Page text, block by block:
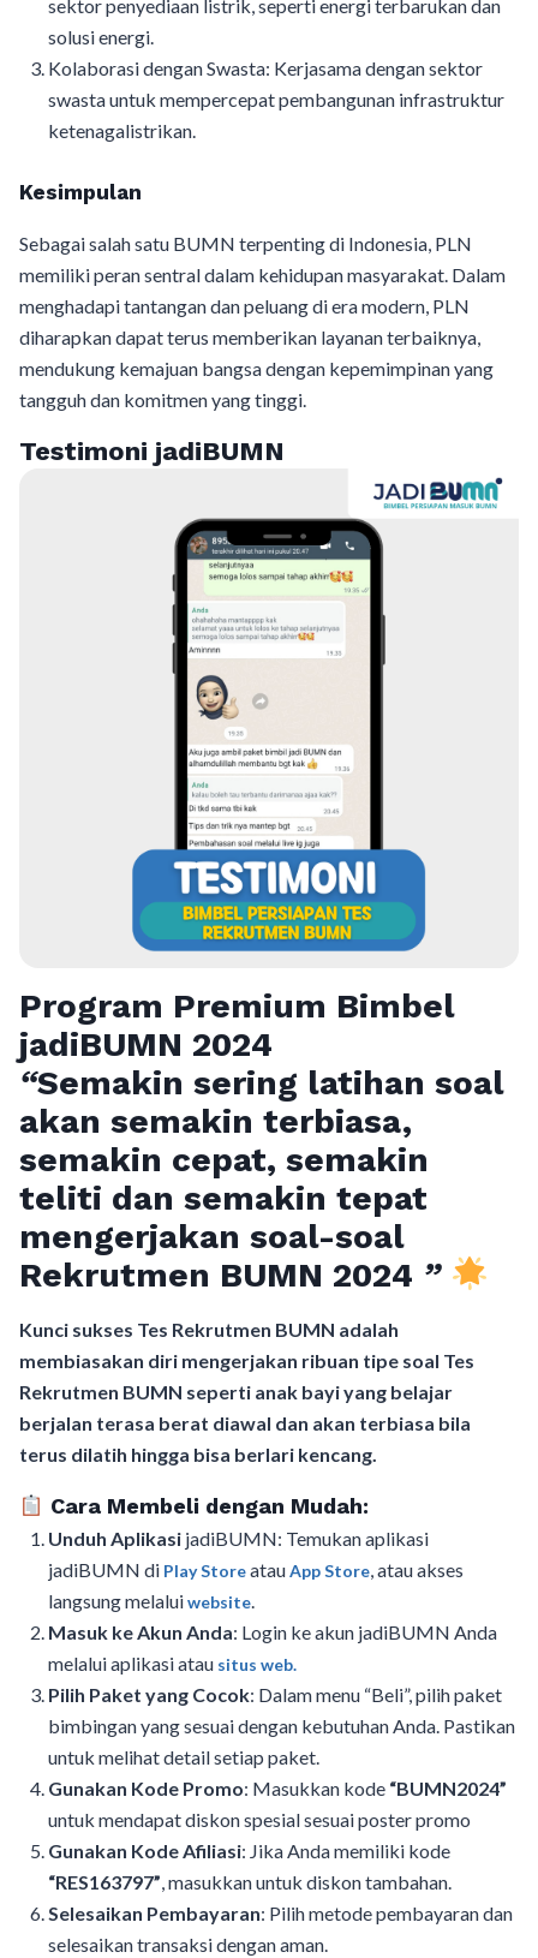
sektor penyediaan listrik, seperti energi terbarukan dan
solusi energi.
Kolaborasi dengan Swasta: Kerjasama dengan sektor
swasta untuk mempercepat pembangunan infrastruktur
ketenagalistrikan.
Kesimpulan
Sebagai salah satu BUMN terpenting di Indonesia, PLN
memiliki peran sentral dalam kehidupan masyarakat. Dalam
menghadapi tantangan dan peluang di era modern, PLN
diharapkan dapat terus memberikan layanan terbaiknya,
mendukung kemajuan bangsa dengan kepemimpinan yang
tangguh dan komitmen yang tinggi.
Testimoni jadiBUMN
Program Premium Bimbel
jadiBUMN 2024
“Semakin sering latihan soal
akan semakin terbiasa,
semakin cepat, semakin
teliti dan semakin tepat
mengerjakan soal-soal
Rekrutmen BUMN 2024 ”
Kunci sukses Tes Rekrutmen BUMN adalah
membiasakan diri mengerjakan ribuan tipe soal Tes
Rekrutmen BUMN seperti anak bayi yang belajar
berjalan terasa berat diawal dan akan terbiasa bila
terus dilatih hingga bisa berlari kencang.
Cara Membeli dengan Mudah:
Unduh Aplikasi jadiBUMN: Temukan aplikasi
jadiBUMN di Play StoreatauApp Store, atau akses
langsung melaluiwebsite.
Masuk ke Akun Anda: Login ke akun jadiBUMN Anda
melalui aplikasi atau situs web.
Pilih Paket yang Cocok: Dalam menu “Beli”, pilih paket
bimbingan yang sesuai dengan kebutuhan Anda. Pastikan
untuk melihat detail setiap paket.
Gunakan Kode Promo: Masukkan kode “BUMN2024”
untuk mendapat diskon spesial sesuai poster promo
Gunakan Kode Afiliasi: Jika Anda memiliki kode
“RES163797”, masukkan untuk diskon tambahan.
Selesaikan Pembayaran: Pilih metode pembayaran dan
selesaikan transaksi dengan aman.